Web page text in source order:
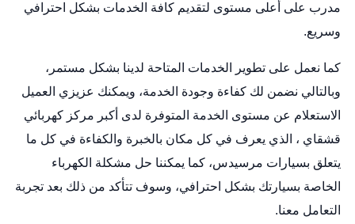
مدرب على أعلى مستوى لتقديم كافة الخدمات بشكل احترافي
وسريع.
كما نعمل على تطوير الخدمات المتاحة لدينا بشكل مستمر،
وبالتالي نضمن لك كفاءة وجودة الخدمة، ويمكنك عزيزي العميل
الاستعلام عن مستوى الخدمة المتوفرة لدى أكبر مركز كهربائي
قشقاي ، الذي يعرف في كل مكان بالخبرة والكفاءة في كل ما
يتعلق بسيارات مرسيدس، كما يمكننا حل مشكلة الكهرباء
الخاصة بسيارتك بشكل احترافي، وسوف تتأكد من ذلك بعد تجربة
التعامل معنا.